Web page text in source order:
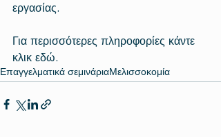
εργασίας.
Για περισσότερες πληροφορίες κάντε
κλικ εδώ.
Επαγγελματικά σεμινάριαΜελισσοκομία